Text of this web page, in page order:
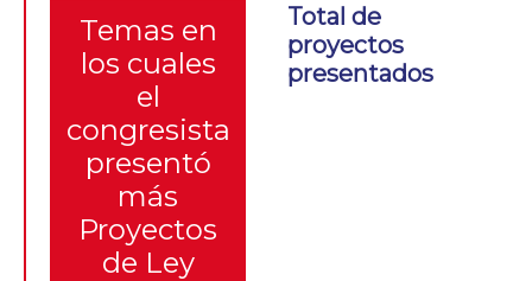
Temas en
los cuales
el
congresista
presentó
más
Proyectos
de Ley
Total de
proyectos
presentados